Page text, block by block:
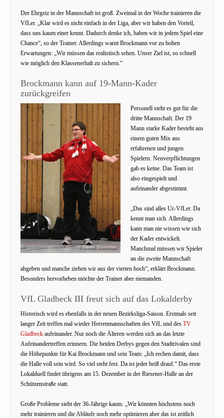
Der Ehrgeiz in der Mannschaft ist groß. Zweimal in der Woche trainieren die
VfLer. „Klar wird es nicht einfach in der Liga, aber wir haben den Vorteil,
dass uns kaum einer kennt. Dadurch denke ich, haben wir in jedem Spiel eine
Chance“, so der Trainer. Allerdings warnt Brockmann vor zu hohen
Erwartungen: „Wir müssen das realistisch sehen. Unser Ziel ist, so schnell
wie möglich den Klassenerhalt zu sichern.“
Brockmann kann auf 19-Mann-Kader
zurückgreifen
Personell steht es gut für die
dritte Mannschaft. Der 19
Mann starke Kader besteht aus
einem guten Mix aus
erfahrenen und jungen
Spielern. Neuverpflichtungen
gab es keine. Das Team ist
also eingespielt und
aufeinander abgestimmt.
„Das sind alles Ur-VfLer. Da
kennt man sich. Allerdings
kann man nie wissen wie sich
der Kader entwickelt.
Manchmal müssen wir Spieler
an die zweite Mannschaft
abgeben und manche ziehen wir aus der vierten hoch“, erklärt Brockmann.
Besonders hervorheben möchte der Trainer aber niemanden.
VfL Gladbeck III freut sich auf das Lokalderby
Historisch wird es ebenfalls in der neuen Bezirksliga-Saison. Erstmals seit
langer Zeit treffen mal wieder Herrenmannschaften des VfL und des TV
Gladbeck aufeinander. Nur noch die Älteren werden sich an das letzte
Aufeinandertreffen erinnern. Die beiden Derbys gegen den Stadtrivalen sind
die Höhepunkte für Kai Brockmann und sein Team: „Ich rechen damit, dass
die Halle voll sein wird. So viel steht fest. Da ist jeder heiß drauf.“ Das erste
Lokalduell findet übrigens am 15. Dezember in der Riesener-Halle an der
Schützenstraße statt.
Große Probleme sieht der 36-Jährige kaum. „Wir könnten höchstens noch
mehr trainieren und die Abläufe noch mehr optimieren aber das ist zeitlich